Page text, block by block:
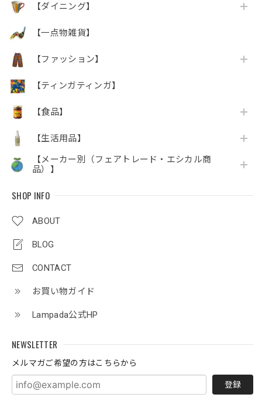
【ダイニング】
【一点物雑貨】
【ファッション】
【ティンガティンガ】
【食品】
【生活用品】
【メーカー別（フェアトレード・エシカル商
品）】
SHOP INFO
ABOUT
BLOG
CONTACT
お買い物ガイド
Lampada公式HP
NEWSLETTER
メルマガご希望の方はこちらから
登録